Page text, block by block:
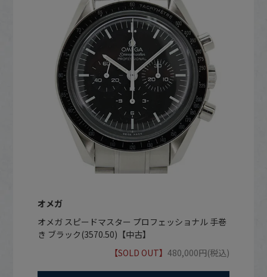
オメガ
オメガ スピードマスター プロフェッショナル 手巻
き ブラック(3570.50)【中古】
【SOLD OUT】480,000円(税込)